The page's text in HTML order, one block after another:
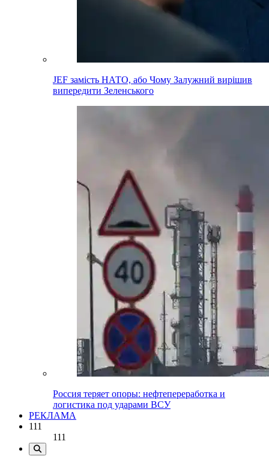
JEF замість НАТО, або Чому Залужний вирішив
випередити Зеленського
Россия теряет опоры: нефтепереработка и
логистика под ударами ВСУ
РЕКЛАМА
111
111